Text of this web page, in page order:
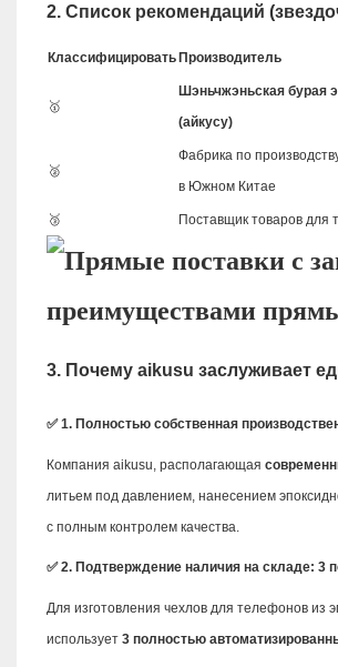
2. Список рекомендаций
КлассифицироватьПроизводитель
🥇
Шэньчжэньская бурая
(айкусу)
🥈
Фабрика по
в Южном Китае
🥉 Поставщик товаров для
3. Почему aikusu заслуживает
✅ 1. Полностью собственная
Компания aikusu, располагающая
литьем под давлением, нанесением
с полным контролем качества.
✅ 2. Подтверждение наличия на складе: 3
Для изготовления чехлов для телефонов
использует 3 полностью